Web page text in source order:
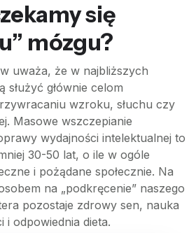
się
mózgu?
uważa, że w najbliższych
służyć głównie celom
wzroku, słuchu czy
Masowe wszczepianie
wydajności intelektualnej to
30-50 lat, o ile w ogóle
i pożądane społecznie. Na
na „podkręcenie” naszego
pozostaje zdrowy sen, nauka
i odpowiednia dieta.